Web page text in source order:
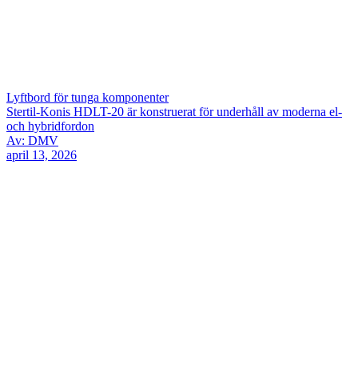
Lyftbord för tunga komponenter
Stertil-Konis HDLT-20 är konstruerat för underhåll av moderna el-
och hybridfordon
Av: DMV
april 13, 2026